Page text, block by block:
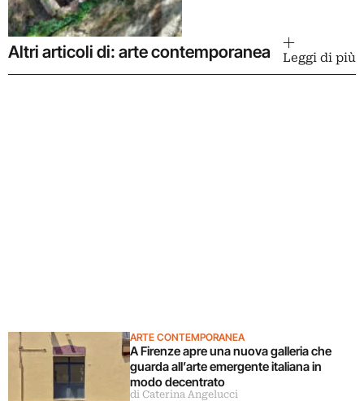
Altri articoli di: arte contemporanea Leggi di più
ARTE CONTEMPORANEA
A Firenze apre una nuova galleria che
guarda all’arte emergente italiana in
modo decentrato
di Caterina Angelucci